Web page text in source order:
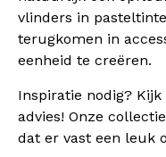
vlinders in
terugkomen in
eenheid te creëren.
Inspiratie nodig?
advies! Onze
dat er vast een leuk